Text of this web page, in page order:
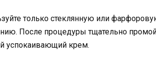
только стеклянную или
После процедуры тщательно
успокаивающий крем.